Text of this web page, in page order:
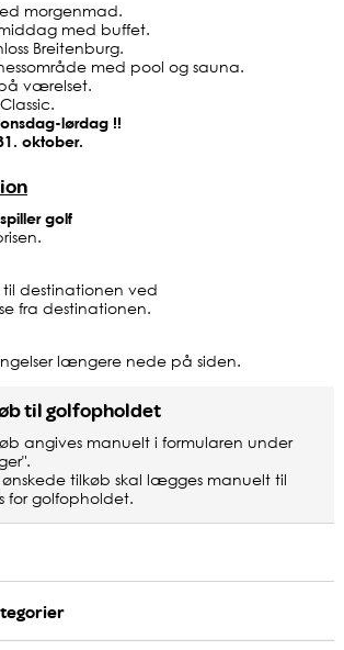
morgenmad.
med buffet.
Breitenburg.
med pool og sauna.
værelset.
lørdag !!
oktober.
golf
destinationen ved
fra destinationen.
længere nede på siden.
til golfopholdet
angives manuelt i formularen under
ønskede tilkøb skal lægges manuelt til
for golfopholdet.